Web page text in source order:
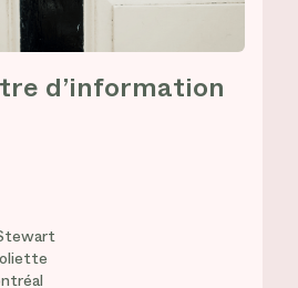
d’information